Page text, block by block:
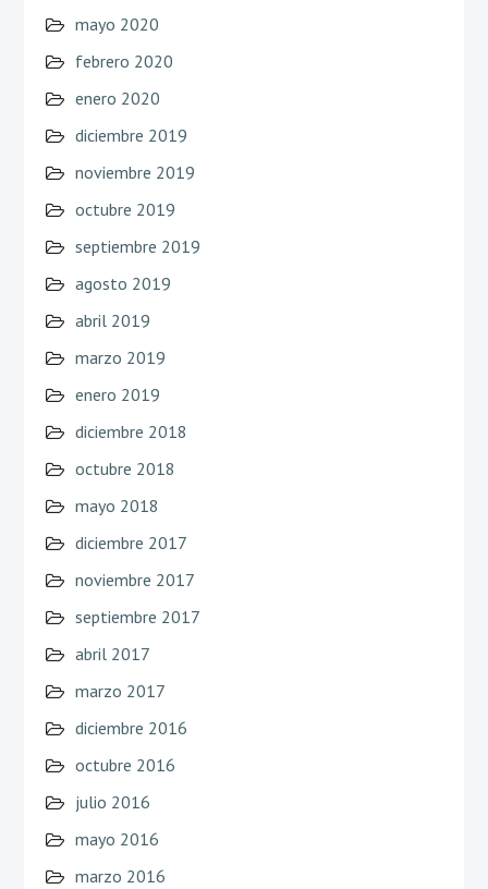
mayo 2020
febrero 2020
enero 2020
diciembre 2019
noviembre 2019
octubre 2019
septiembre 2019
agosto 2019
abril 2019
marzo 2019
enero 2019
diciembre 2018
octubre 2018
mayo 2018
diciembre 2017
noviembre 2017
septiembre 2017
abril 2017
marzo 2017
diciembre 2016
octubre 2016
julio 2016
mayo 2016
marzo 2016